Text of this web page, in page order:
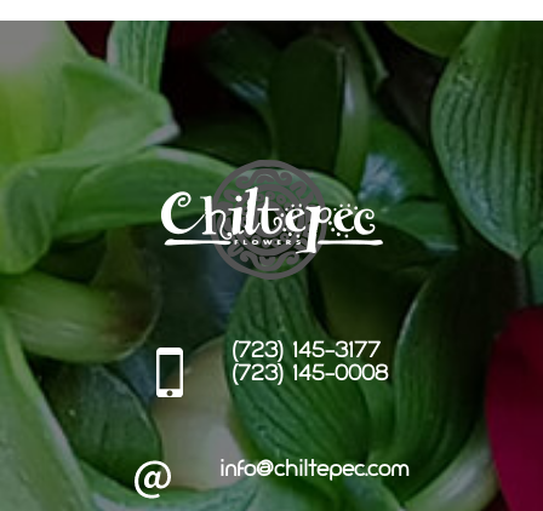
(723) 145-3177
(723) 145-0008
info@chiltepec.com